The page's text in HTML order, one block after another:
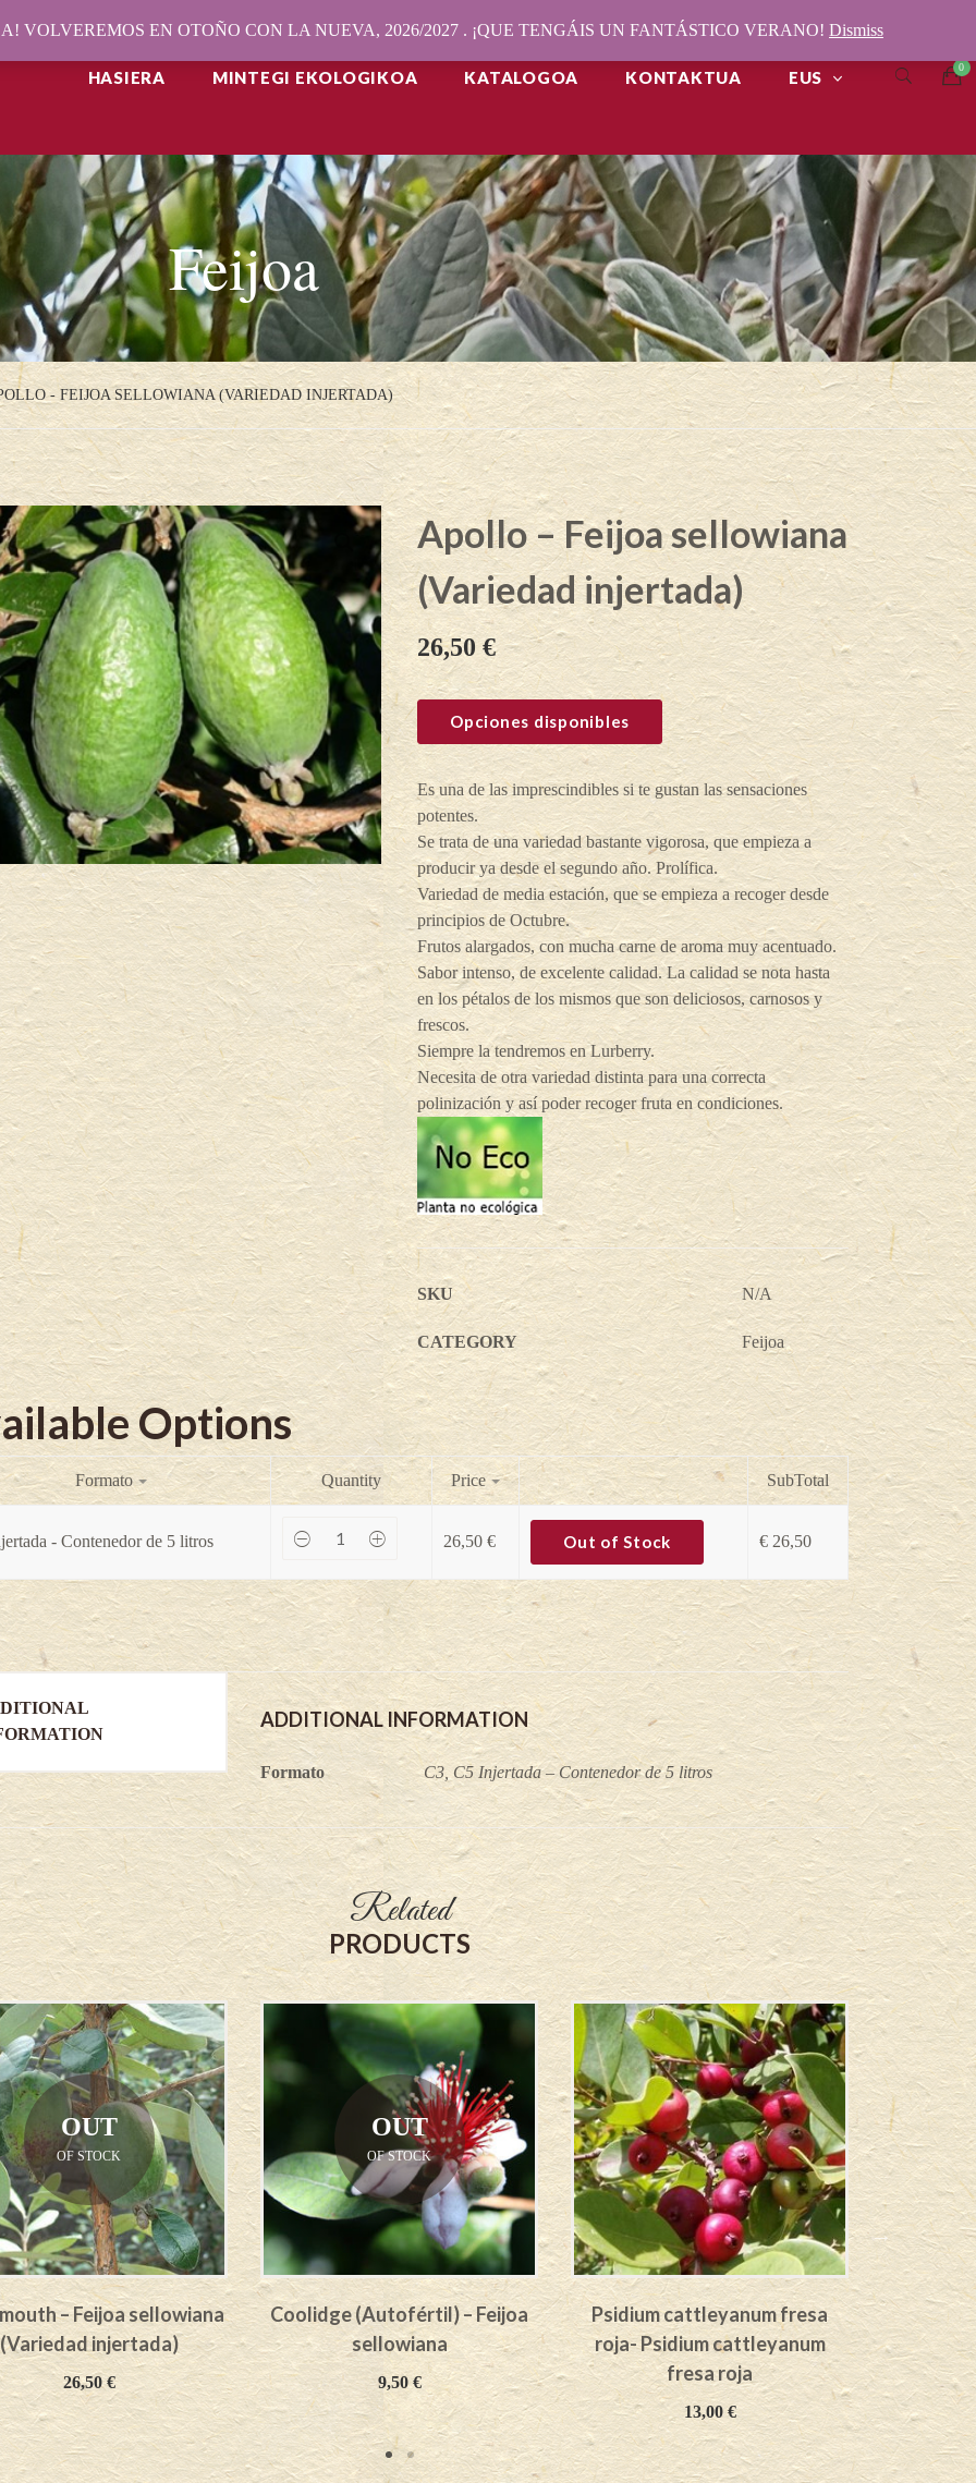
HASIERA MINTEGI EKOLOGIKOA KATALOGOA KONTAKTUA EUS
Feijoa
- FEIJOA SELLOWIANA (VARIEDAD INJERTADA)
Apollo – Feijoa sellowiana
(Variedad injertada)
26,50 €
Opciones disponibles
Es una de las imprescindibles si te gustan las sensaciones
potentes.
Se trata de una variedad bastante vigorosa, que empieza a
producir ya desde el segundo año. Prolífica.
Variedad de media estación, que se empieza a recoger desde
principios de Octubre.
Frutos alargados, con mucha carne de aroma muy acentuado.
Sabor intenso, de excelente calidad. La calidad se nota hasta
en los pétalos de los mismos que son deliciosos, carnosos y
frescos.
Siempre la tendremos en Lurberry.
Necesita de otra variedad distinta para una correcta
polinización y así poder recoger fruta en condiciones.
SKU N/A
CATEGORY Feijoa
Options
Formato Quantity Price SubTotal
- Contenedor de 5 litros
Apollo
sellowiana
(Variedad
injertada)
quantity
26,50 € Out of Stock € 26,50
ADDITIONAL INFORMATION
Formato C3, C5 Injertada – Contenedor de 5 litros
Related
PRODUCTS
OUT
OF STOCK
– Feijoa sellowiana
(Variedad injertada)
26,50€
OUT
OF STOCK
Coolidge (Autofértil) – Feijoa
sellowiana
9,50 €
Psidium cattleyanum fresa
roja- Psidium cattleyanum
fresa roja
13,00 €
Den´s
VOLVEREMOS EN OTOÑO CON LA NUEVA, 2026/2027 . ¡QUE TENGÁIS UN FANTÁSTICO VERANO! Dismiss